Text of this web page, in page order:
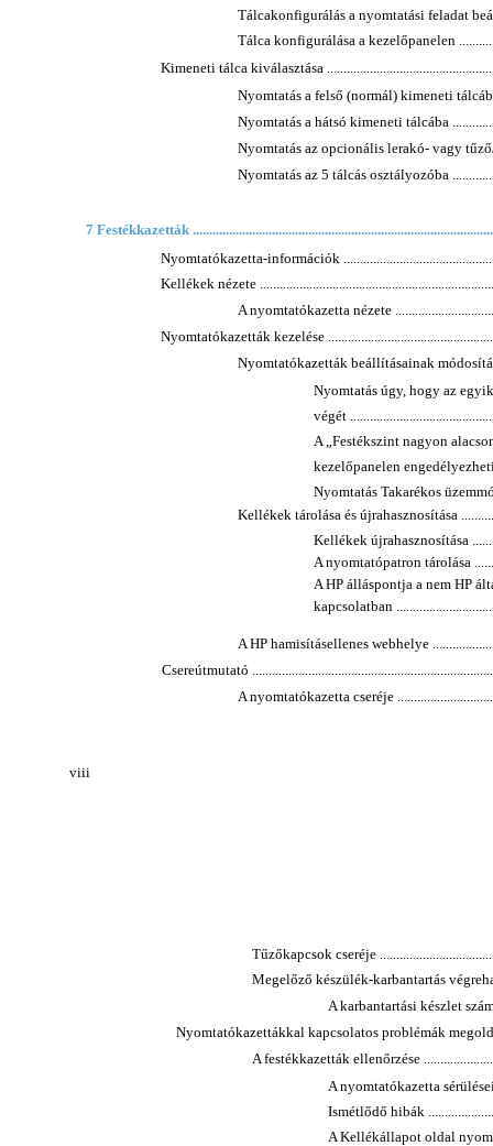
Tálcakonfigurálás a nyomtatási feladat
Tálca konfigurálása a kezelőpanelen
Kimeneti tálca kiválasztása
Nyomtatás a felső (normál) kimeneti
Nyomtatás a hátsó kimeneti tálcába
Nyomtatás az opcionális lerakó- vagy
Nyomtatás az 5 tálcás osztályozóba
7 Festékkazetták
Nyomtatókazetta-információk
Kellékek nézete
A nyomtatókazetta nézete
Nyomtatókazetták kezelése
Nyomtatókazetták beállításainak
Nyomtatás úgy, hogy az
végét
A „Festékszint nagyon
kezelőpanelen
Nyomtatás Takarékos
Kellékek tárolása és újrahasznosítása
Kellékek újrahasznosítása
A nyomtatópatron tárolása
A HP álláspontja a nem HP
kapcsolatban
A HP hamisításellenes webhelye
Csereútmutató
A nyomtatókazetta cseréje
viii
Tűzőkapcsok cseréje
Megelőző készülék-karbantartás
A karbantartási készlet
Nyomtatókazettákkal kapcsolatos problémák
A festékkazetták ellenőrzése
A nyomtatókazetta
Ismétlődő hibák
A Kellékállapot oldal